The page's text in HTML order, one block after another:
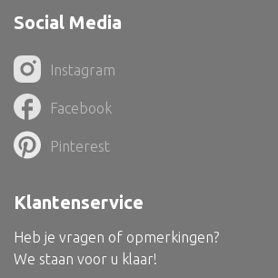
Kelim
Alle bouwmateriaal
Bed
Alle oosterse meubels
Social Media
Instagram
Facebook
Pinterest
Klantenservice
Heb je vragen of opmerkingen?
We staan voor u klaar!